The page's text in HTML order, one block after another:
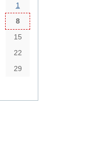
1
8
15
22
29